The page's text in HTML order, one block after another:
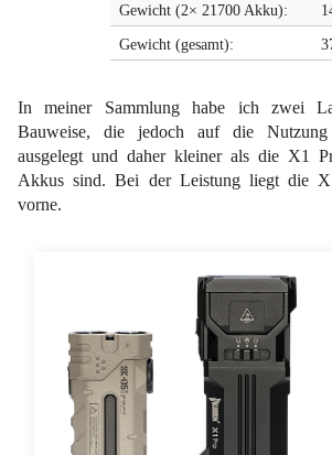
Gewicht (2× 21700 Akku):
Gewicht (gesamt):
In meiner Sammlung habe ich zwei
Bauweise, die jedoch auf die
ausgelegt und daher kleiner als die X1
Akkus sind. Bei der Leistung liegt die
vorne.